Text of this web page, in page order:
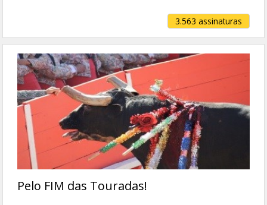
3.563 assinaturas
Pelo FIM das Touradas!